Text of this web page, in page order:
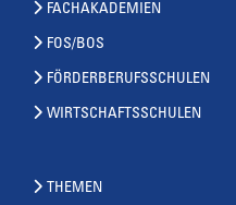
FACHAKADEMIEN
FOS/BOS
FÖRDERBERUFSSCHULEN
WIRTSCHAFTSSCHULEN
THEMEN